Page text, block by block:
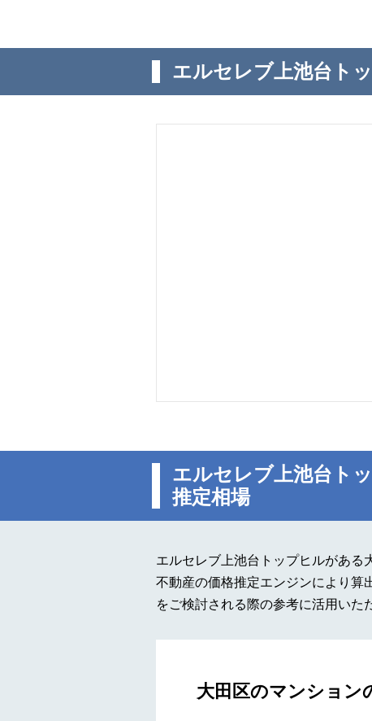
エルセレブ上池台ト
エルセレブ上池台ト
推定相場
エルセレブ上池台トップヒルがある
不動産の価格推定エンジンにより算
をご検討される際の参考に活用い
大田区のマンション